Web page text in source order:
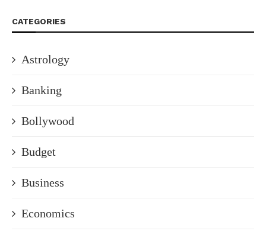
CATEGORIES
Astrology
Banking
Bollywood
Budget
Business
Economics